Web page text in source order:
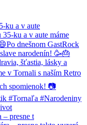
ku a v aute
– presne t